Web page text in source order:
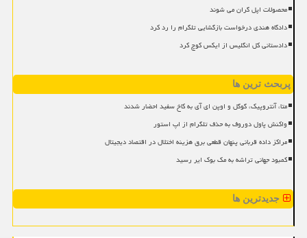
محصولات اپل گران می شوند
دادگاه هندی درخواست بازگشایی تلگرام را رد کرد
دادستانی کل انگلیس از ایکس کوچ کرد
پربحث ترین ها
متا، آنتروپیک، گوگل و اوپن ای آی به کاخ سفید احضار شدند
واکنش پاول دوروف به حذف تلگرام از اپ استور
مراکز داده قربانی پنهان قطعی برق هزینه اختلال در اقتصاد دیجیتال
کمبود جهانی تراشه به مک بوک ایر رسید
جدیدترین ها